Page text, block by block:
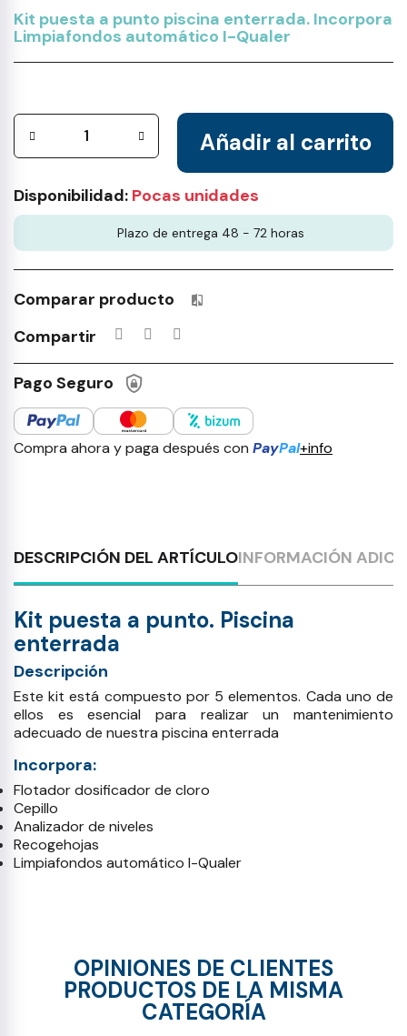
Kit puesta a punto piscina enterrada. Incorpora
Limpiafondos automático I-Qualer
Añadir al carrito
Disponibilidad: Pocas unidades
Plazo de entrega 48 - 72 horas
Comparar producto Productos incluidos en tu lista
Compartir
Pago Seguro
Compra ahora y paga después con PayPal+info
DESCRIPCIÓN DEL ARTÍCULOINFORMACIÓN
Kit puesta a punto. Piscina
enterrada
Descripción
Este kit está compuesto por 5 elementos. Cada uno de
ellos es esencial para realizar un mantenimiento
adecuado de nuestra piscina enterrada
Incorpora:
Flotador dosificador de cloro
Cepillo
Analizador de niveles
Recogehojas
Limpiafondos automático I-Qualer
OPINIONES DE CLIENTES
PRODUCTOS DE LA MISMA
CATEGORÍA